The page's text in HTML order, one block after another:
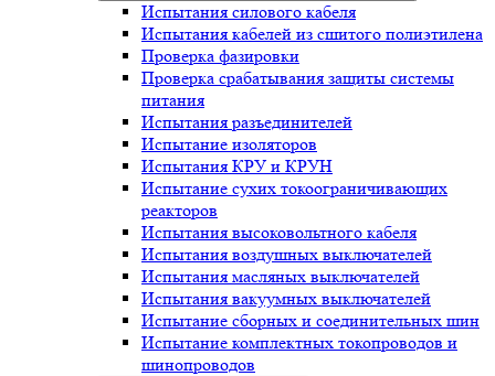
Испытания силового кабеля
Испытания кабелей из сшитого полиэтилена
Проверка фазировки
Проверка срабатывания защиты системы
питания
Испытания разъединителей
Испытание изоляторов
Испытания КРУ и КРУН
Испытание сухих токоограничивающих
реакторов
Испытания высоковольтного кабеля
Испытания воздушных выключателей
Испытания масляных выключателей
Испытания вакуумных выключателей
Испытание сборных и соединительных шин
Испытание комплектных токопроводов и
шинопроводов